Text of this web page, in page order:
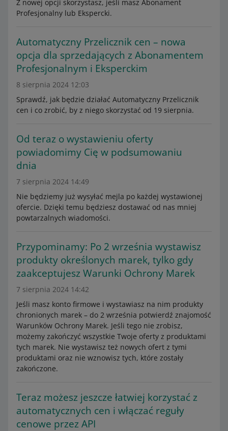
Z nowej opcji skorzystasz, jeśli masz Abonament
Profesjonalny lub Ekspercki.
Automatyczny Przelicznik cen – nowa
opcja dla sprzedających z Abonamentem
Profesjonalnym i Eksperckim
8 sierpnia 2024 12:03
Sprawdź, jak będzie działać Automatyczny Przelicznik
cen i co zrobić, by z niego skorzystać od 19 sierpnia.
Od teraz o wystawieniu oferty
powiadomimy Cię w podsumowaniu
dnia
7 sierpnia 2024 14:49
Nie będziemy już wysyłać mejla po każdej wystawionej
ofercie. Dzięki temu będziesz dostawać od nas mniej
powtarzalnych wiadomości.
Przypominamy: Po 2 września wystawisz
produkty określonych marek, tylko gdy
zaakceptujesz Warunki Ochrony Marek
7 sierpnia 2024 14:42
Jeśli masz konto firmowe i wystawiasz na nim produkty
chronionych marek – do 2 września potwierdź znajomość
Warunków Ochrony Marek. Jeśli tego nie zrobisz,
możemy zakończyć wszystkie Twoje oferty z produktami
tych marek. Nie wystawisz też nowych ofert z tymi
produktami oraz nie wznowisz tych, które zostały
zakończone.
Teraz możesz jeszcze łatwiej korzystać z
automatycznych cen i włączać reguły
cenowe przez API